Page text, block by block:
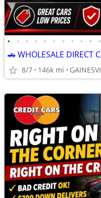
• • • • • • • • • • •
8/7 146k mi